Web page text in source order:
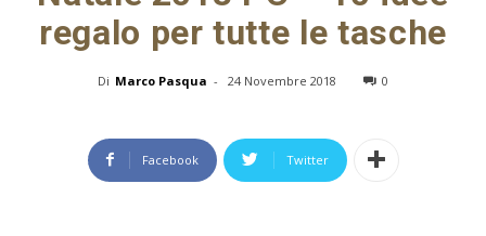
regalo per tutte le tasche
Di Marco Pasqua - 24 Novembre 2018 0
Facebook Twitter